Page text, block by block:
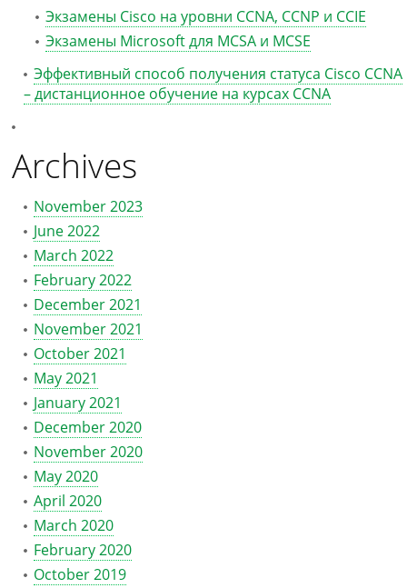
Экзамены Cisco на уровни CCNA, CCNP и CCIE
Экзамены Microsoft для MCSA и MCSE
Эффективный способ получения статуса Cisco CCNA
– дистанционное обучение на курсах CCNA
Archives
November 2023
June 2022
March 2022
February 2022
December 2021
November 2021
October 2021
May 2021
January 2021
December 2020
November 2020
May 2020
April 2020
March 2020
February 2020
October 2019